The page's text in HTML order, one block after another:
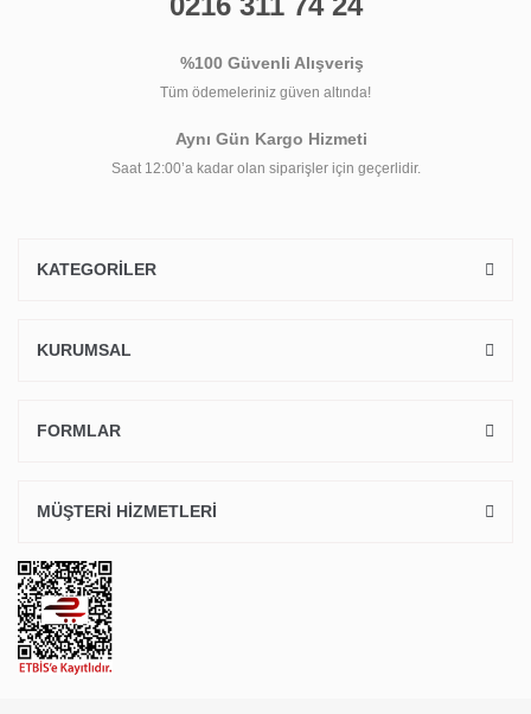
%100 Güvenli Alışveriş
Tüm ödemeleriniz güven altında!
Aynı Gün Kargo Hizmeti
Saat 12:00’a kadar olan siparişler için geçerlidir.
KATEGORİLER
KURUMSAL
FORMLAR
MÜŞTERİ HİZMETLERİ